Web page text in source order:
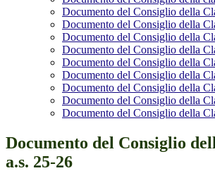
Documento del Consiglio della
Documento del Consiglio della
Documento del Consiglio della
Documento del Consiglio della
Documento del Consiglio della
Documento del Consiglio della
Documento del Consiglio della
Documento del Consiglio della
Documento del Consiglio della
Documento del Consiglio
a.s. 25-26